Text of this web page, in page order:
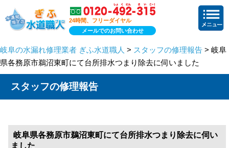
24時間、フリーダイヤル
メールでのお問い合わせ
岐阜の水漏れ修理業者 ぎふ水道職人 > スタッフの修理報告 > 岐阜
県各務原市鵜沼東町にて台所排水つまり除去に伺いました
スタッフの修理報告
岐阜県各務原市鵜沼東町にて台所排水つまり除去に伺い
ました